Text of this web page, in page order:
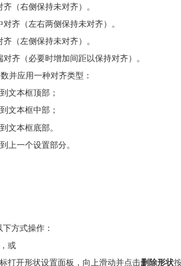
（右侧保持未对齐）。
齐（左右两侧保持未对齐）。
（左侧保持未对齐）。
齐（必要时增加间距以保持对齐）。
并应用一种对齐类型：
文本框顶部；
文本框中部；
文本框底部。
上一个设置部分。
方式操作：
或
打开形状设置面板，向上滑动并点击删除形状